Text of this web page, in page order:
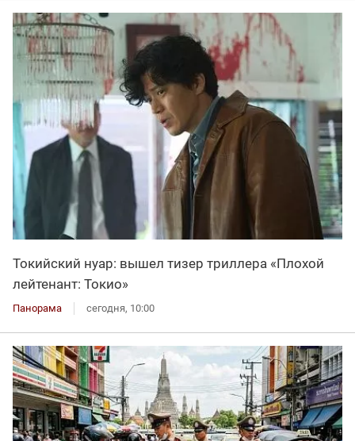
Токийский нуар: вышел тизер триллера «Плохой
лейтенант: Токио»
Панорама сегодня, 10:00